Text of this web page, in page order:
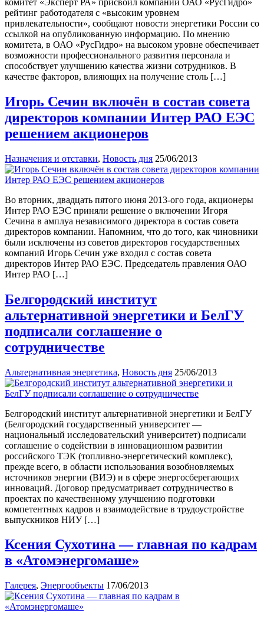
рейтинг работодателя с «высоким уровнем
привлекательности», сообщают новости энергетики России со
ссылкой на опубликованную информацию. По мнению
комитета, в ОАО «РусГидро» на высоком уровне обеспечивает
возможности профессионального развития персонала и
способствует улучшению качества жизни сотрудников. В
качестве факторов, влияющих на получение столь […]
Игорь Сечин включён в состав совета
директоров компании Интер РАО ЕЭС
решением акционеров
Назначения и отставки, Новость дня 25/06/2013
Во вторник, двадцать пятого июня 2013-ого года, акционеры
Интер РАО ЕЭС приняли решение о включении Игоря
Сечина в амплуа независимого директора в состав совета
директоров компании. Напомним, что до того, как чиновники
были исключены из советов директоров государственных
компаний Игорь Сечин уже входил с состав совета
директоров Интер РАО ЕЭС. Председатель правления ОАО
Интер РАО […]
Белгородский институт
альтернативной энергетики и БелГУ
подписали соглашение о
сотрудничестве
Альтернативная энергетика, Новость дня 25/06/2013
Белгородский институт альтернативной энергетики и БелГУ
(Белгородский государственный университет —
национальный исследовательский университет) подписали
соглашение о содействии в инновационном развитии
российского ТЭК (топливно-энергетический комплекс),
прежде всего, в области использования возобновляемых
источников энергии (ВИЭ) и в сфере энергосберегающих
инноваций. Договор предусматривает сотрудничество в
проектах по качественному улучшению подготовки
компетентных кадров и взаимодействие в трудоустройстве
выпускников НИУ […]
Ксения Сухотина — главная по кадрам
в «Атомэнергомаше»
Галерея, Энергообъекты 17/06/2013